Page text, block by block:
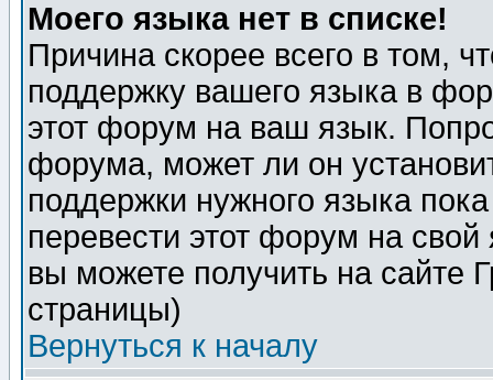
Моего языка нет в списке!
Причина скорее всего в том,
поддержку вашего языка в
этот форум на ваш язык.
форума, может ли он
поддержки нужного языка
перевести этот форум на
вы можете получить на сайте
страницы)
Вернуться к началу